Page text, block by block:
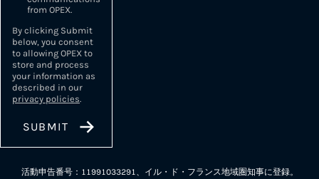
from OPEX.
By clicking Submit
below, you consent
to allowing OPEX to
store and process
your information as
described in our
privacy policies.
活動申告番号：11991033291、イル・ド・フランス地域圏知事に登録。